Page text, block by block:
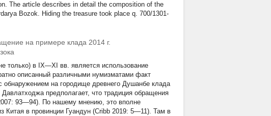
The article describes in detail the composition of the
Bozok. Hiding the treasure took place q. 700/1301-
на примере клада 2014 г.
только) в IX—XI вв. является использование
описанный различными нумизматами факт
на городище древнего Душанбе клада
предполагает, что традиция обращения
93—94). По нашему мнению, это вполне
Китая в провинции Гуандун (Cribb 2019: 5—11). Там в